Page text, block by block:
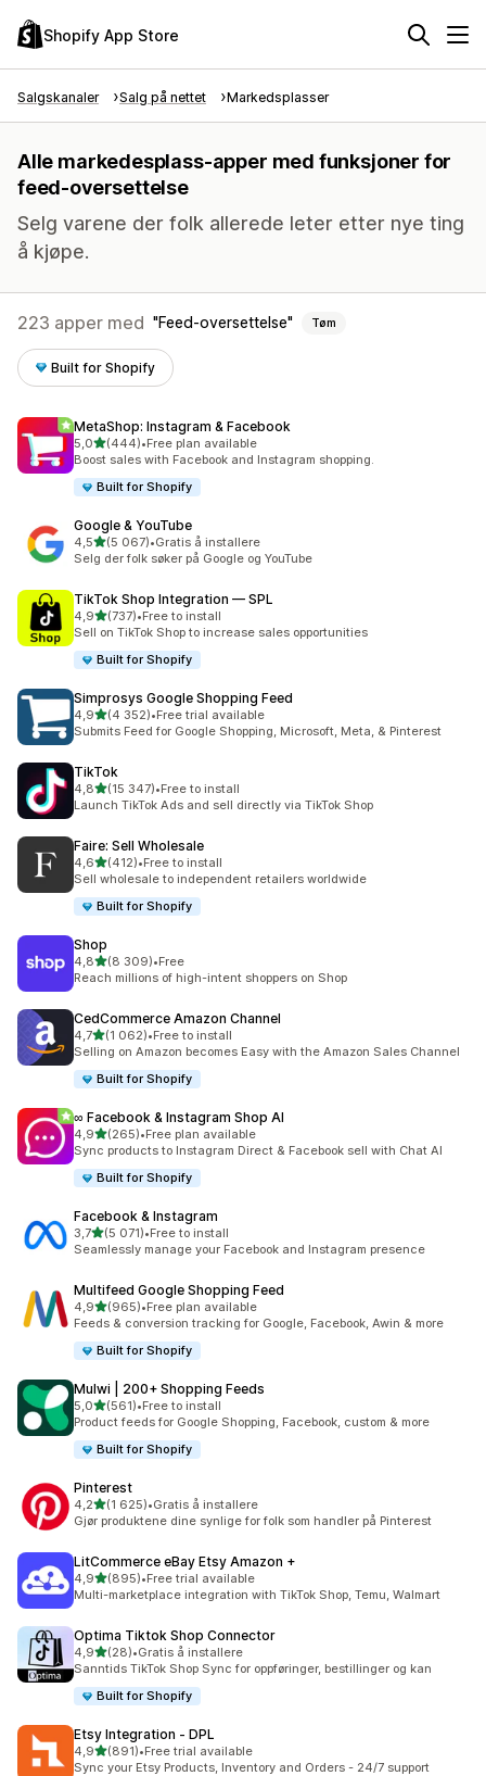
Shopify App Store
Salgskanaler Salg på nettet Markedsplasser
Alle markedesplass-apper med funksjoner for
feed-oversettelse
Selg varene der folk allerede leter etter nye ting
å kjøpe.
223 apper med Feed-oversettelse Tøm
Built for Shopify
MetaShop: Instagram & Facebook
5,0av 5 stjerner
(444)
Totalt 444 omtaler
•Free plan available
Boost sales with Facebook and Instagram shopping.
Built for Shopify
Google & YouTube
4,5av 5 stjerner
(5 067)
Totalt 5067 omtaler
•Gratis å installere
Selg der folk søker på Google og YouTube
TikTok Shop Integration — SPL
4,9av 5 stjerner
(737)
Totalt 737 omtaler
•Free to install
Sell on TikTok Shop to increase sales opportunities
Built for Shopify
Simprosys Google Shopping Feed
4,9av 5 stjerner
(4 352)
Totalt 4352 omtaler
•Free trial available
Submits Feed for Google Shopping, Microsoft, Meta, & Pinterest
TikTok
4,8av 5 stjerner
(15 347)
Totalt 15347 omtaler
•Free to install
Launch TikTok Ads and sell directly via TikTok Shop
Faire: Sell Wholesale
4,6av 5 stjerner
(412)
Totalt 412 omtaler
•Free to install
Sell wholesale to independent retailers worldwide
Built for Shopify
Shop
4,8av 5 stjerner
(8 309)
Totalt 8309 omtaler
•Free
Reach millions of high-intent shoppers on Shop
CedCommerce Amazon Channel
4,7av 5 stjerner
(1 062)
Totalt 1062 omtaler
•Free to install
Selling on Amazon becomes Easy with the Amazon Sales Channel
Built for Shopify
∞ Facebook & Instagram Shop AI
4,9av 5 stjerner
(265)
Totalt 265 omtaler
•Free plan available
Sync products to Instagram Direct & Facebook sell with Chat AI
Built for Shopify
Facebook & Instagram
3,7av 5 stjerner
(5 071)
Totalt 5071 omtaler
•Free to install
Seamlessly manage your Facebook and Instagram presence
Multifeed Google Shopping Feed
4,9av 5 stjerner
(965)
Totalt 965 omtaler
•Free plan available
Feeds & conversion tracking for Google, Facebook, Awin & more
Built for Shopify
Mulwi | 200+ Shopping Feeds
5,0av 5 stjerner
(561)
Totalt 561 omtaler
•Free to install
Product feeds for Google Shopping, Facebook, custom & more
Built for Shopify
Pinterest
4,2av 5 stjerner
(1 625)
Totalt 1625 omtaler
•Gratis å installere
Gjør produktene dine synlige for folk som handler på Pinterest
LitCommerce eBay Etsy Amazon +
4,9av 5 stjerner
(895)
Totalt 895 omtaler
•Free trial available
Multi-marketplace integration with TikTok Shop, Temu, Walmart
Optima Tiktok Shop Connector
4,9av 5 stjerner
(28)
Totalt 28 omtaler
•Gratis å installere
Sanntids TikTok Shop Sync for oppføringer, bestillinger og kan
Built for Shopify
Etsy Integration ‑ DPL
4,9av 5 stjerner
(891)
Totalt 891 omtaler
•Free trial available
Sync your Etsy Products, Inventory and Orders - 24/7 support